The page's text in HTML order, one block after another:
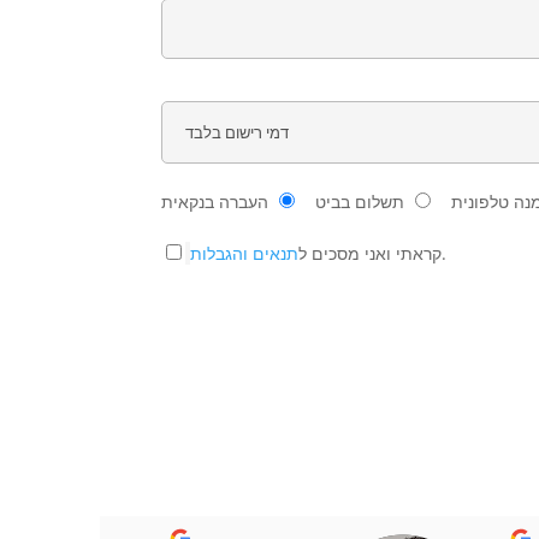
העברה בנקאית תשלום בביט טלפונית
קראתי ואני מסכים לתנאים והגבלות .